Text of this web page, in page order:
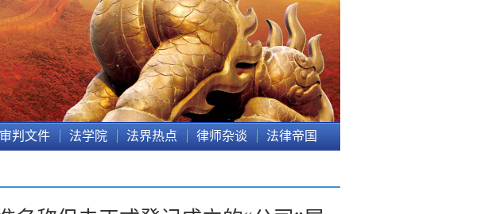
判文件 法学院 法界热点 律师杂谈 法律帝国